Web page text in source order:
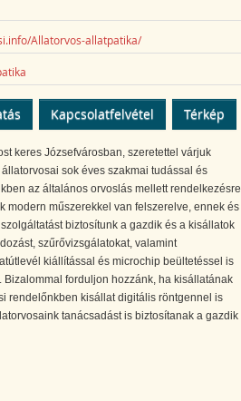
Allatorvos-allatpatika/
Kapcsolatfelvétel Térkép
keres Józsefvárosban, szeretettel várjuk
sok éves szakmai tudással és
az általános orvoslás mellett rendelkezésre
műszerekkel van felszerelve, ennek és
biztosítunk a gazdik és a kisállatok
szűrővizsgálatokat, valamint
kiállítással és microchip beültetéssel is
forduljon hozzánk, ha kisállatának
rendelőnkben kisállat digitális röntgennel is
tanácsadást is biztosítanak a gazdik